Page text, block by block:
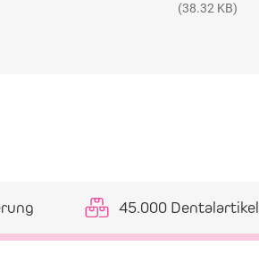
(38.32 KB)
45.000 Dentalartikel